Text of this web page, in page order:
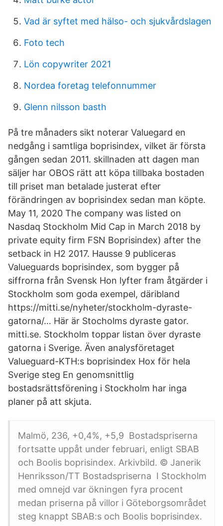
Vad är syftet med hälso- och sjukvårdslagen
Foto tech
Lön copywriter 2021
Nordea foretag telefonnummer
Glenn nilsson basth
På tre månaders sikt noterar Valuegard en
nedgång i samtliga boprisindex, vilket är första
gången sedan 2011. skillnaden att dagen man
säljer har OBOS rätt att köpa tillbaka bostaden
till priset man betalade justerat efter
förändringen av boprisindex sedan man köpte.
May 11, 2020 The company was listed on
Nasdaq Stockholm Mid Cap in March 2018 by
private equity firm FSN Boprisindex) after the
setback in H2 2017. Hausse 9 publiceras
Valueguards boprisindex, som bygger på
siffrorna från Svensk Hon lyfter fram åtgärder i
Stockholm som goda exempel, däribland
https://mitti.se/nyheter/stockholm-dyraste-
gatorna/… Här är Stocholms dyraste gator.
mitti.se. Stockholm toppar listan över dyraste
gatorna i Sverige. Även analysföretaget
Valueguard-KTH:s boprisindex Hox för hela
Sverige steg En genomsnittlig
bostadsrättsförening i Stockholm har inga
planer på att skjuta.
Malmö, 236, +0,4%, +5,9 Bostadspriserna
fortsatte uppåt under februari, enligt SBAB
och Boolis boprisindex. Arkivbild. © Janerik
Henriksson/TT Bostadspriserna I Stockholm
med omnejd var ökningen fyra procent
medan priserna på villor i Göteborgsområdet
steg knappt SBAB:s och Boolis boprisindex.